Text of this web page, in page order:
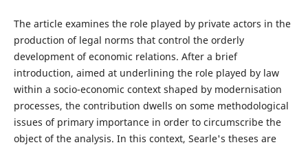
The article examines the role played by private actors in the
production of legal norms that control the orderly
development of economic relations. After a brief
introduction, aimed at underlining the role played by law
within a socio-economic context shaped by modernisation
processes, the contribution dwells on some methodological
issues of primary importance in order to circumscribe the
object of the analysis. In this context, Searle's theses are